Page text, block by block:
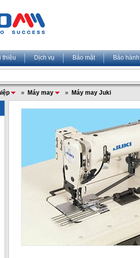
thiệu Dịch vụ Bảo mật Bảo hành
» Máy may » Máy may Juki